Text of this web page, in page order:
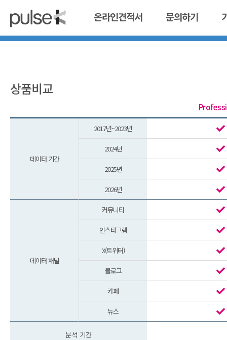
온라인견적서 문의하기
상품비교
데이터 기간
2017년~2023년
2024년
2025년
2026년
데이터 채널
커뮤니티
인스타그램
X(트위터)
블로그
카페
뉴스
분석 기간